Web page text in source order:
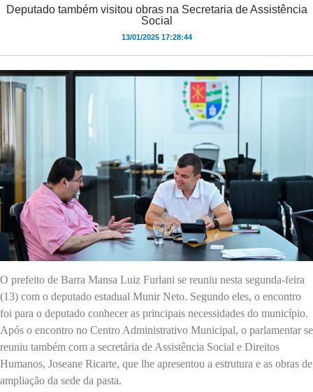
Deputado também visitou obras na Secretaria de Assistência
Social
13/01/2025 17:28:44
O prefeito de Barra Mansa Luiz Furlani se reuniu nesta segunda-feira
(13) com o deputado estadual Munir Neto. Segundo eles, o encontro
foi para o deputado conhecer as principais necessidades do município.
Após o encontro no Centro Administrativo Municipal, o parlamentar se
reuniu também com a secretária de Assistência Social e Direitos
Humanos, Joseane Ricarte, que lhe apresentou a estrutura e as obras de
ampliação da sede da pasta.